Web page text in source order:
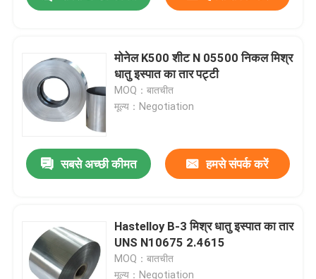
हमारे बारे में
मोनेल K500 शीट N 05500 निकल मिश्र
धातु इस्पात का तार पट्टी
MOQ：बातचीत
मूल्य：Negotiation
सबसे अच्छी कीमत हमसे संपर्क करें
Hastelloy B-3 मिश्र धातु इस्पात का तार
UNS N10675 2.4615
MOQ：बातचीत
मूल्य：Negotiation